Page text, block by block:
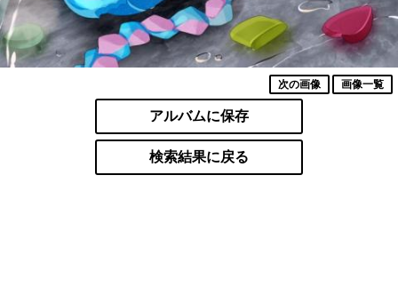
次の画像 画像一覧
アルバムに保存
検索結果に戻る